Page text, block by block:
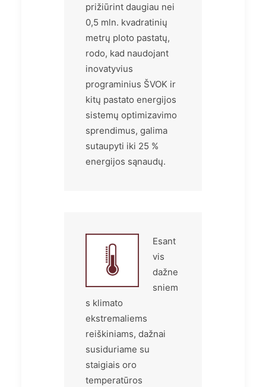
prižiūrint daugiau nei
0,5 mln. kvadratinių
metrų ploto pastatų,
rodo, kad naudojant
inovatyvius
programinius ŠVOK ir
kitų pastato energijos
sistemų optimizavimo
sprendimus, galima
sutaupyti iki 25 %
energijos sąnaudų.
Esant
vis
dažne
sniem
s klimato
ekstremaliems
reiškiniams, dažnai
susiduriame su
staigiais oro
temperatūros